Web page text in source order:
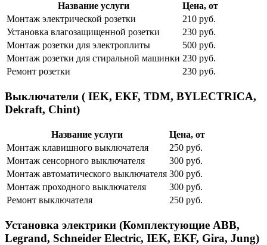
Название услуги
Цена, от
Монтаж электрической розетки
210 руб.
Установка влагозащищенной розетки
230 руб.
Монтаж розетки для электроплиты
500 руб.
Монтаж розетки для стиральной машинки 230 руб.
Ремонт розетки
230 руб.
Выключатели ( IEK, EKF, TDM, BYLECTRICA,
Dekraft, Chint)
Название услуги
Цена, от
Монтаж клавишного выключателя
250 руб.
Монтаж сенсорного выключателя
300 руб.
Монтаж автоматического выключателя 300 руб.
Монтаж проходного выключателя
300 руб.
Ремонт выключателя
250 руб.
Установка электрики (Комплектующие ABB,
Legrand, Schneider Electric, IEK, EKF, Gira, Jung)